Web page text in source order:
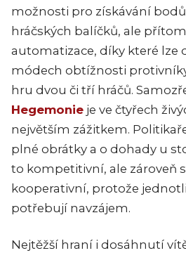
možnosti pro získávání
hráčských balíčků, ale
automatizace, díky které lze
módech obtížnosti
hru dvou či tří hráčů.
Hegemonie je ve čtyřech
největším zážitkem.
plné obrátky a o dohady u
to kompetitivní, ale zároveň
kooperativní, protože
potřebují navzájem.
Nejtěžší hraní i dosáhnutí